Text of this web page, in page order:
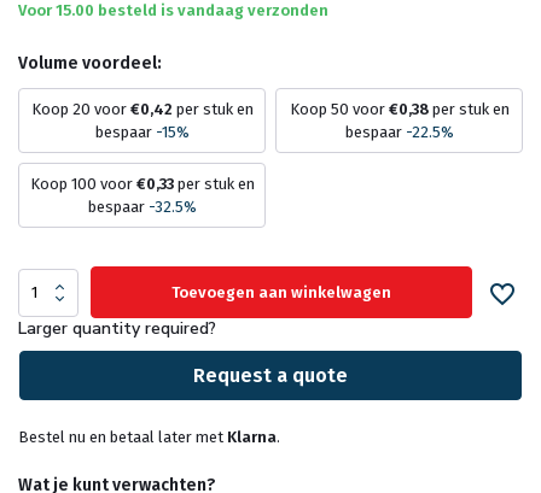
Voor 15.00 besteld is vandaag verzonden
Volume voordeel:
Koop 20 voor €0,42 per stuk en
bespaar -15%
Koop 50 voor €0,38per stuk en
bespaar -22.5%
Koop 100 voor €0,33per stuk en
bespaar -32.5%
Toevoegen aan winkelwagen
Larger quantity required?
Request a quote
Bestel nu en betaal later met Klarna.
Wat je kunt verwachten?